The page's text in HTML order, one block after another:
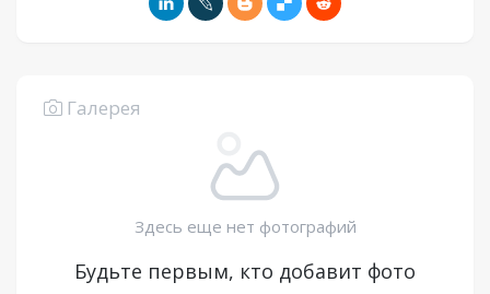
Галерея
Здесь еще нет фотографий
Будьте первым, кто добавит фото